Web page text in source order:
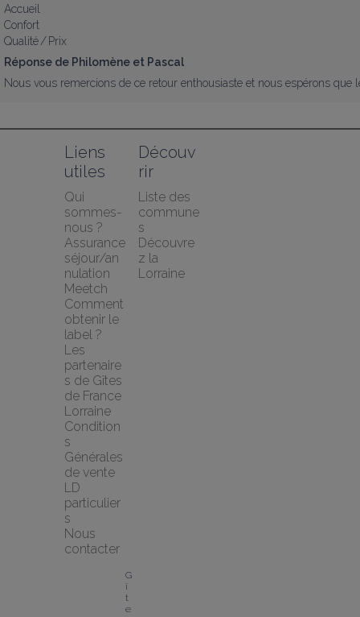
Accueil
Confort
Qualité / Prix
Réponse de Philomène et Pascal
Nous vous remercions de ce retour enthousiaste et nous espérons
Liens
utiles
Qui
sommes-
nous ?
Assurance
séjour/an
nulation
Meetch
Comment
obtenir le
label ?
Les
partenaire
s de Gîtes
de France
Lorraine
Condition
s
Générales
de vente
LD
particulier
s
Nous
contacter
Découv
rir
Liste des
commune
s
Découvre
z la
Lorraine
G
î
t
e